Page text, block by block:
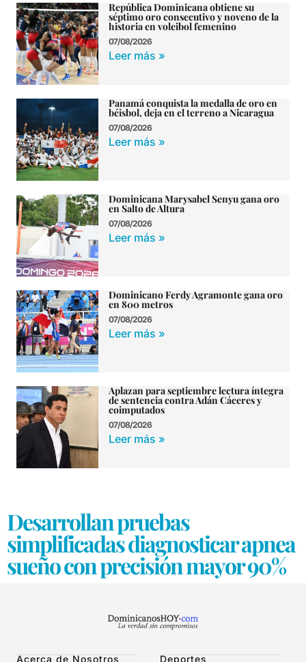
República Dominicana obtiene su
séptimo oro consecutivo y noveno de la
historia en voleibol femenino
07/08/2026
Leer más »
Panamá conquista la medalla de oro en
béisbol, deja en el terreno a Nicaragua
07/08/2026
Leer más »
Dominicana Marysabel Senyu gana oro
en Salto de Altura
07/08/2026
Leer más »
Dominicano Ferdy Agramonte gana oro
en 800 metros
07/08/2026
Leer más »
Aplazan para septiembre lectura íntegra
de sentencia contra Adán Cáceres y
coimputados
07/08/2026
Leer más »
Desarrollan pruebas
simplificadas diagnosticar apnea
sueño con precisión mayor 90%
Acerca de Nosotros Deportes